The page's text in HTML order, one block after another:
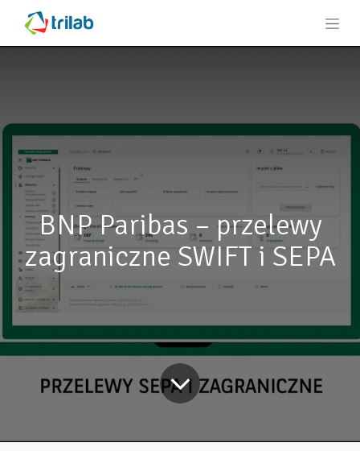
BNP Paribas – przelewy
zagraniczne SWIFT i SEPA